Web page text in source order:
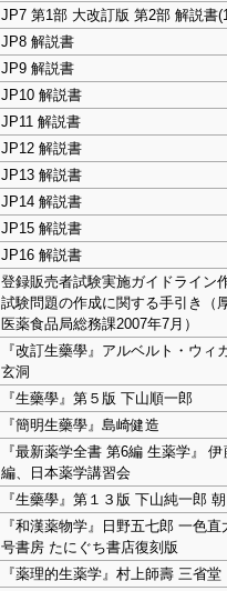
JP7 第1部 大改訂版 第2部 解説書
JP8 解説書
JP9 解説書
JP10 解説書
JP11 解説書
JP12 解説書
JP13 解説書
JP14 解説書
JP15 解説書
JP16 解説書
登録販売者試験実施ガイドライン
試験問題の作成に関する手引き（
医薬食品局総務課2007年7月）
『改訂生藥學』アルベルト・ウィ
玄洞
『生藥學』第５版 下山順一郎
『簡明生藥學』島崎健造
『最新薬学全書 第6編 生薬学』
編、日本薬学講習会
『生藥學』第１３版 下山純一郎
『和漢薬物学』日野五七郎 一色直
号書房 たにぐち書店復刻版
『薬理的生薬学』村上師壽 三省堂